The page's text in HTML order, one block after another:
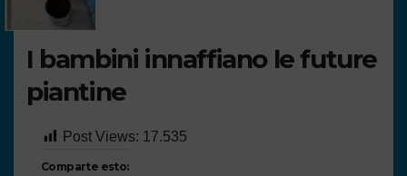
I bambini innaffiano le future
piantine
Post Views: 17.535
Comparte esto: